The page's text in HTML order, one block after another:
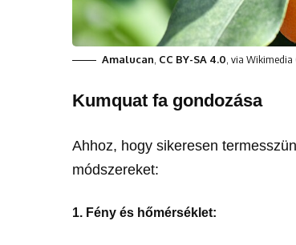
Amalucan CC BY-SA 4.0 , via Wikimedia
Kumquat fa gondozása
Ahhoz, hogy sikeresen
módszereket:
1. Fény és hőmérséklet: